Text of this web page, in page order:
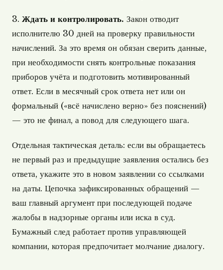
3. Ждать и контролировать. Закон отводит
исполнителю 30 дней на проверку правильности
начислений. За это время он обязан сверить данные,
при необходимости снять контрольные показания
приборов учёта и подготовить мотивированный
ответ. Если в месячный срок ответа нет или он
формальный («всё начислено верно» без пояснений)
— это не финал, а повод для следующего шага.
Отдельная тактическая деталь: если вы обращаетесь
не первый раз и предыдущие заявления остались без
ответа, укажите это в новом заявлении со ссылками
на даты. Цепочка зафиксированных обращений —
ваш главный аргумент при последующей подаче
жалобы в надзорные органы или иска в суд.
Бумажный след работает против управляющей
компании, которая предпочитает молчание диалогу.